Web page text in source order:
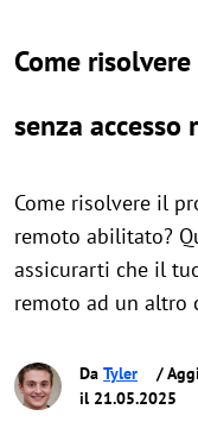
Come
senza
Come risolvere il
remoto abilitato?
assicurarti che il
remoto ad un altro
Da Tyler
/
il 21.05.2025